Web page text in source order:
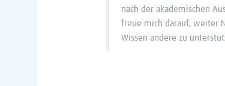
nach der akademischen
freue mich darauf, weiter
Wissen andere zu